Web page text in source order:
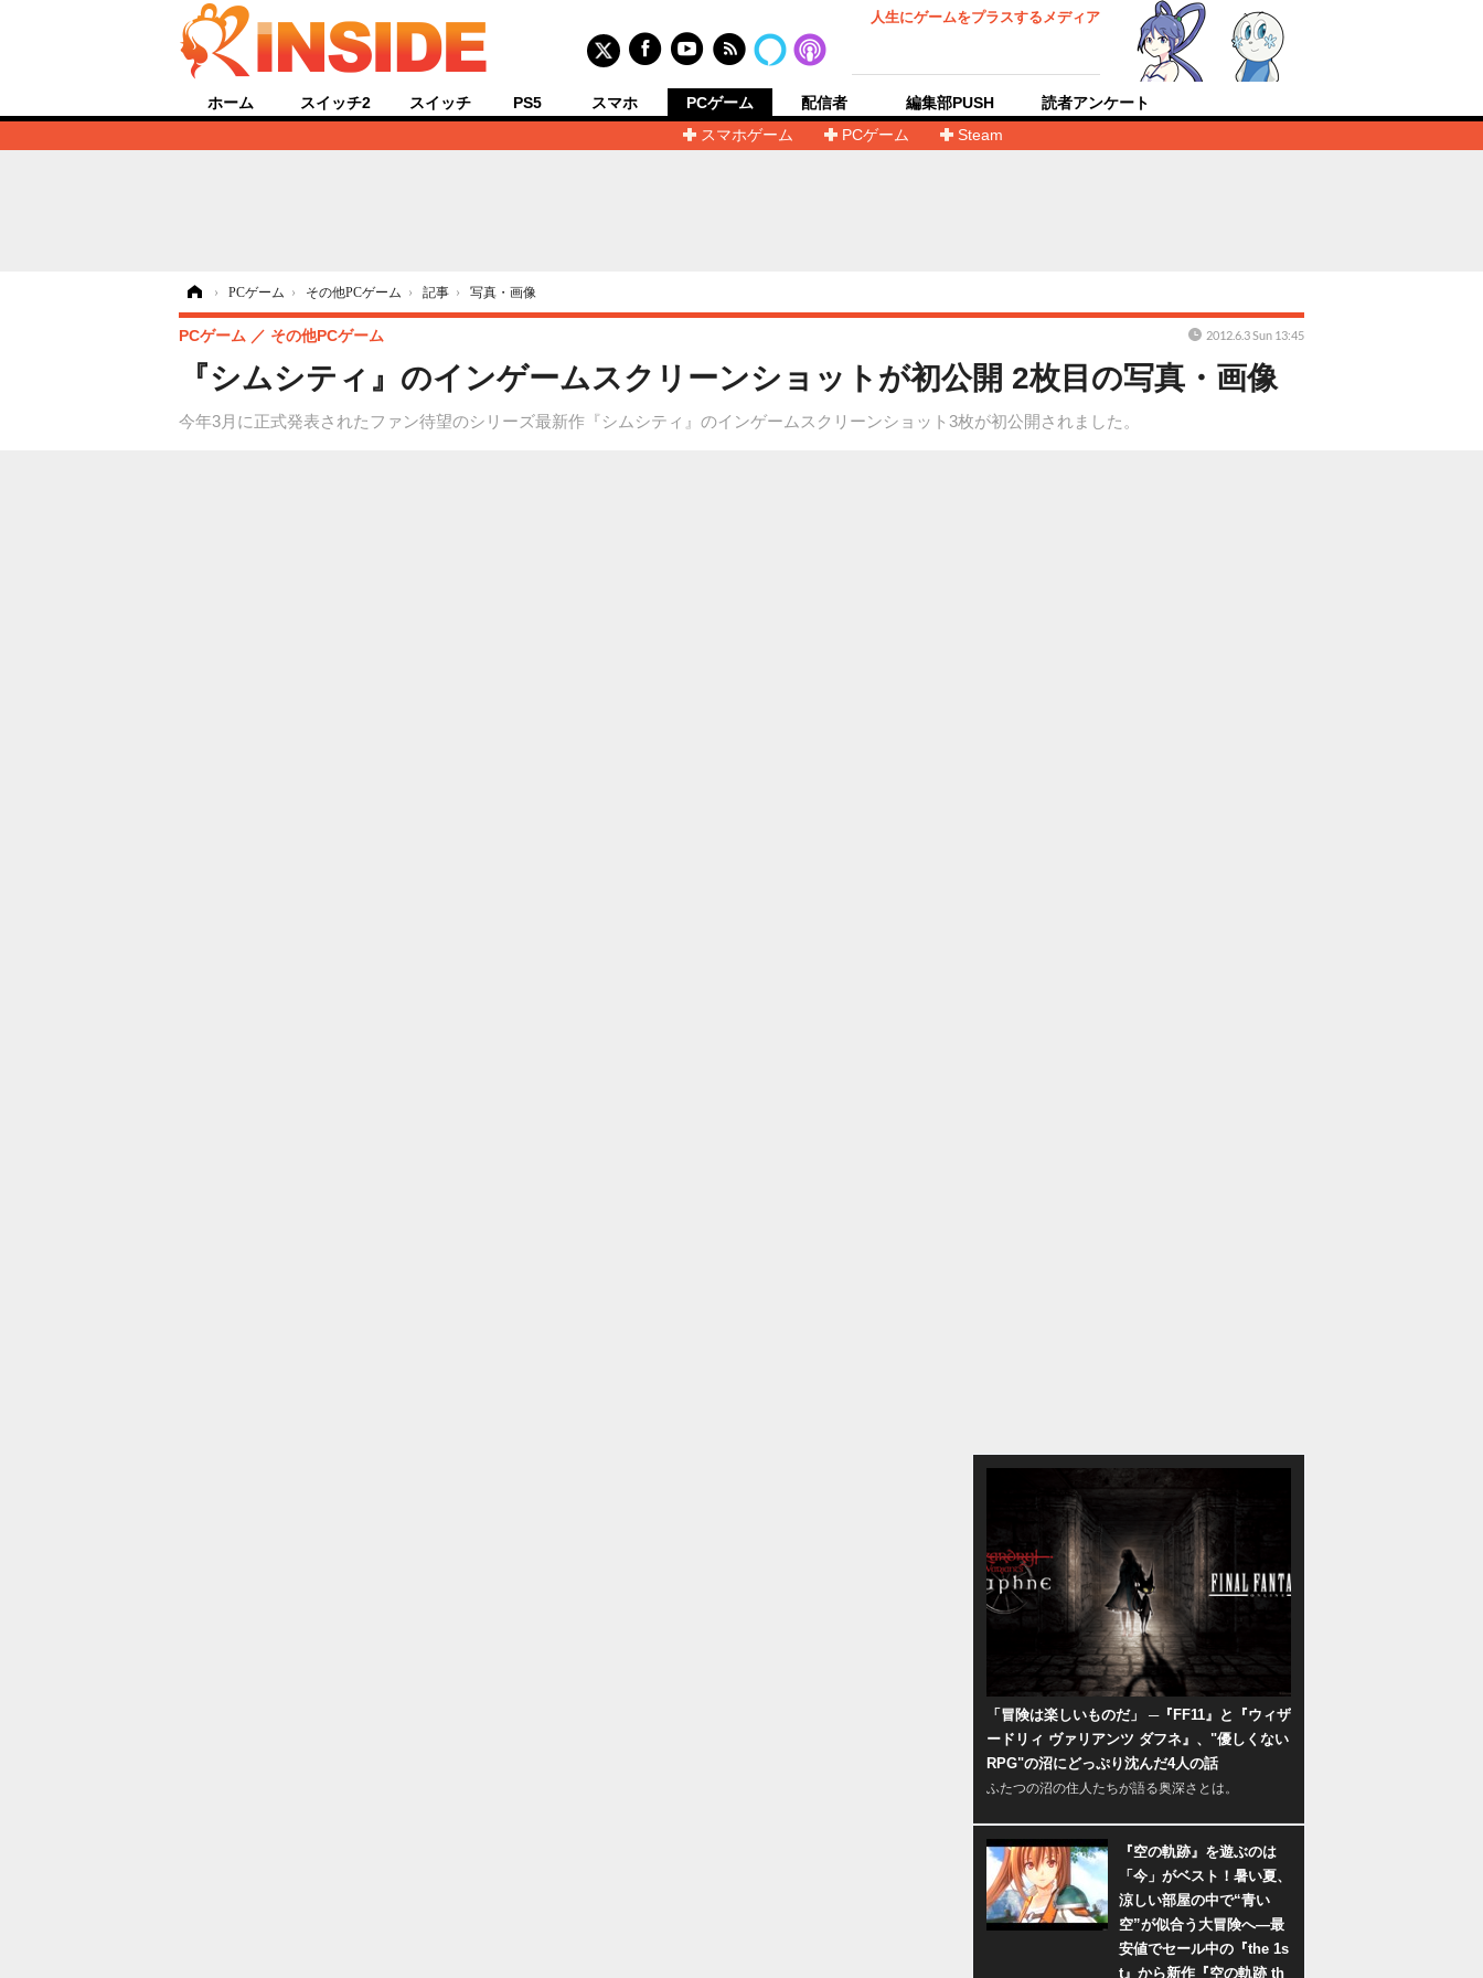
人生にゲームをプラスするメディア
ホーム スイッチ2 スイッチ PS5 スマホ
PCゲーム
スマホゲーム
PCゲーム Steam
配信者 編集部PUSH 読者アンケート
› PCゲーム › その他PCゲーム › 記事 › 写真・画像
『シムシティ』のインゲームスクリーンショットが初公開 2枚目の写真・画像
今年3月に正式発表されたファン待望のシリーズ最新作『シムシティ』のインゲームスクリーンショット3枚が初公開されました。
PCゲーム その他PCゲーム 2012.6.3 Sun 13:45
「冒険は楽しいものだ」 ─『FF11』と『ウィザ
ードリィ ヴァリアンツ ダフネ』、"優しくない
RPG"の沼にどっぷり沈んだ4人の話
ふたつの沼の住人たちが語る奥深さとは。
『空の軌跡』を遊ぶのは
「今」がベスト！暑い夏、
涼しい部屋の中で“青い
空”が似合う大冒険へ―最
安値でセール中の『the 1s
t』から新作『空の軌跡 th